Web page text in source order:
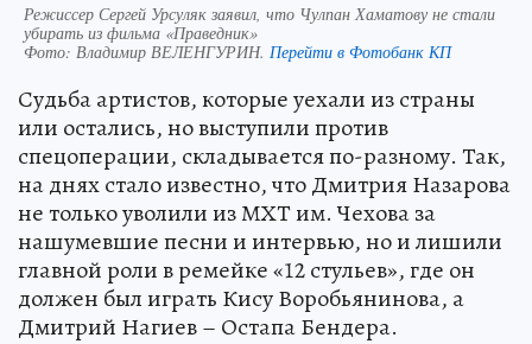
Режиссер Сергей Урсуляк заявил, что Чулпан Хаматову не стали
убирать из фильма «Праведник»
Фото: Владимир ВЕЛЕНГУРИН. Перейти в Фотобанк КП
Судьба артистов, которые уехали из страны
или остались, но выступили против
спецоперации, складывается по-разному. Так,
на днях стало известно, что Дмитрия Назарова
не только уволили из МХТ им. Чехова за
нашумевшие песни и интервью, но и лишили
главной роли в ремейке «12 стульев», где он
должен был играть Кису Воробьянинова, а
Дмитрий Нагиев – Остапа Бендера.